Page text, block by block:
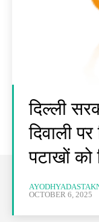
दिल्ली
दिवाली
पटाखों को
OCTOBER 6, 2025